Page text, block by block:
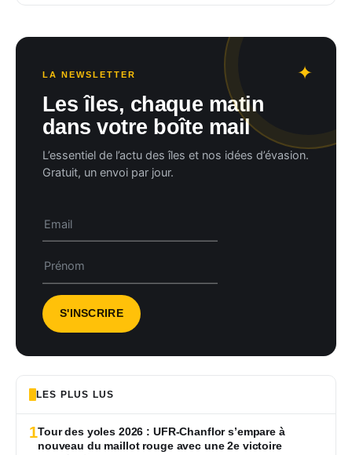
LA NEWSLETTER
Les îles, chaque matin
dans votre boîte mail
L’essentiel de l’actu des îles et nos idées d’évasion.
Gratuit, un envoi par jour.
LES PLUS LUS
1Tour des yoles 2026 : UFR-Chanflor s’empare à
nouveau du maillot rouge avec une 2e victoire